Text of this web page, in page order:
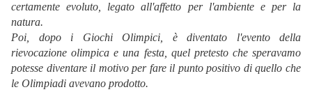
certamente evoluto, legato all'affetto per l'ambiente e per la
natura.
Poi, dopo i Giochi Olimpici, è diventato l'evento della
rievocazione olimpica e una festa, quel pretesto che speravamo
potesse diventare il motivo per fare il punto positivo di quello che
le Olimpiadi avevano prodotto.